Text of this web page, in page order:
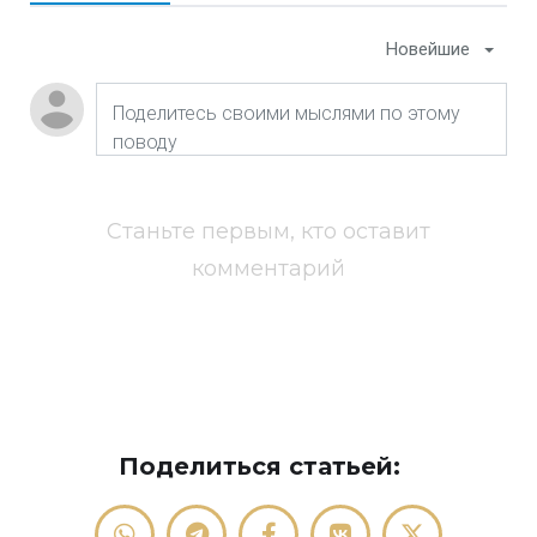
Новейшие
Станьте первым, кто оставит
комментарий
Поделиться статьей: